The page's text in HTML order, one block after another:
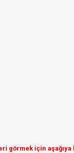
görmek için aşağıya